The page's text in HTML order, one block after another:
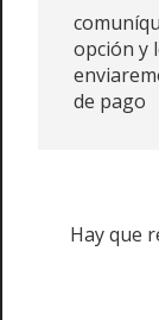
opción y
de pago
Hay que